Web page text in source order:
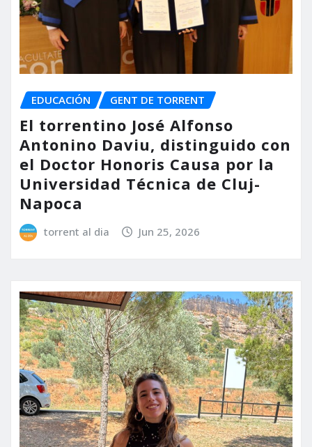
EDUCACIÓN GENT DE TORRENT
El torrentino José Alfonso
Antonino Daviu, distinguido con
el Doctor Honoris Causa por la
Universidad Técnica de Cluj-
Napoca
torrent al dia Jun 25, 2026